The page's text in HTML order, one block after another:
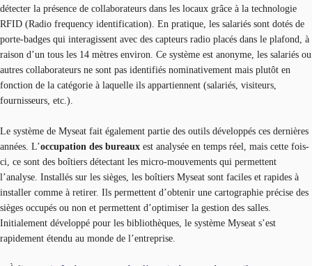
détecter la présence de collaborateurs dans les locaux grâce à la technologie
RFID (Radio frequency identification). En pratique, les salariés sont dotés de
porte-badges qui interagissent avec des capteurs radio placés dans le plafond, à
raison d’un tous les 14 mètres environ. Ce système est anonyme, les salariés ou
autres collaborateurs ne sont pas identifiés nominativement mais plutôt en
fonction de la catégorie à laquelle ils appartiennent (salariés, visiteurs,
fournisseurs, etc.).
Le système de Myseat fait également partie des outils développés ces dernières
années. L’occupation des bureaux est analysée en temps réel, mais cette fois-
ci, ce sont des boîtiers détectant les micro-mouvements qui permettent
l’analyse. Installés sur les sièges, les boîtiers Myseat sont faciles et rapides à
installer comme à retirer. Ils permettent d’obtenir une cartographie précise des
sièges occupés ou non et permettent d’optimiser la gestion des salles.
Initialement développé pour les bibliothèques, le système Myseat s’est
rapidement étendu au monde de l’entreprise.